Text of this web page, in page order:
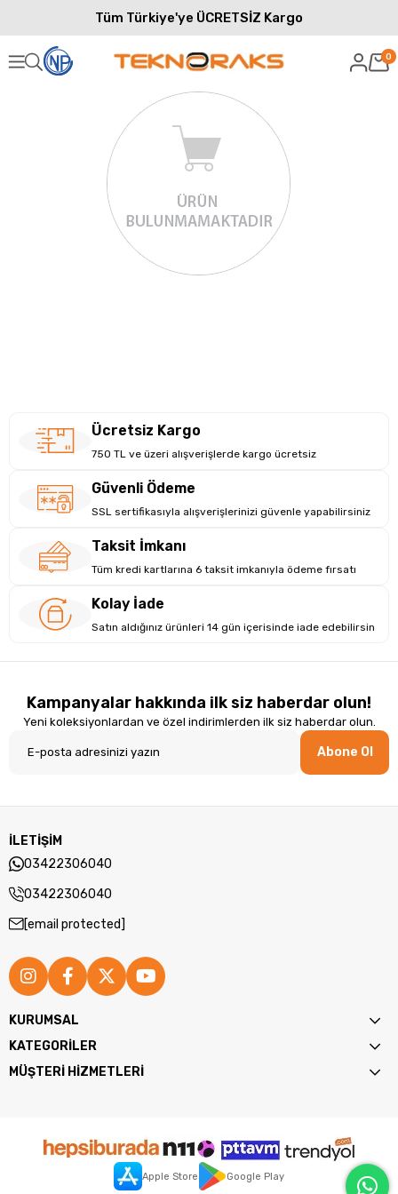
Tüm Türkiye'ye ÜCRETSİZ Kargo
0
Ücretsiz Kargo
750 TL ve üzeri alışverişlerde kargo ücretsiz
Güvenli Ödeme
SSL sertifikasıyla alışverişlerinizi güvenle yapabilirsiniz
Taksit İmkanı
Tüm kredi kartlarına 6 taksit imkanıyla ödeme fırsatı
Kolay İade
Satın aldığınız ürünleri 14 gün içerisinde iade edebilirsin
Kampanyalar hakkında ilk siz haberdar olun!
Yeni koleksiyonlardan ve özel indirimlerden ilk siz haberdar olun.
Abone Ol
İLETİŞİM
03422306040
03422306040
[email protected]
KURUMSAL
KATEGORİLER
MÜŞTERİ HİZMETLERİ
Apple Store Google Play